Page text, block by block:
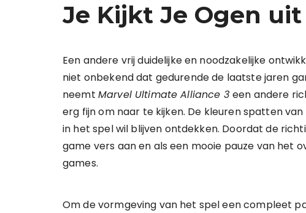
Je Kijkt Je Ogen uit
Een andere vrij duidelijke en noodzakelijke
niet onbekend dat gedurende de laatste jaren
neemt Marvel Ultimate Alliance 3 een andere
erg fijn om naar te kijken. De kleuren spatten
in het spel wil blijven ontdekken. Doordat de
game vers aan en als een mooie pauze van het
games.
Om de vormgeving van het spel een compleet